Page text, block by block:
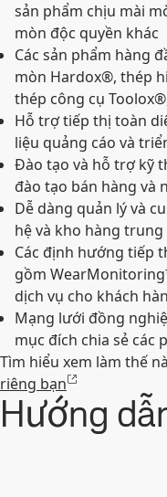
sản phẩm chịu mài
mòn độc quyền khác
Các sản phẩm hàng
mòn Hardox®, thép
thép công cụ
Hỗ trợ tiếp thị toàn
liệu quảng cáo và
Đào tạo và hỗ trợ kỹ
đào tạo bán hàng và
Dễ dàng quản lý và
hệ và kho hàng trung
Các định hướng tiếp
gồm
dịch vụ cho khách
Mạng lưới đồng
mục đích chia sẻ
Tìm hiểu xem làm thế
riêng bạn
Hướng